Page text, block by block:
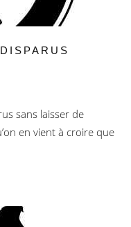
sans laisser de
en vient à croire que